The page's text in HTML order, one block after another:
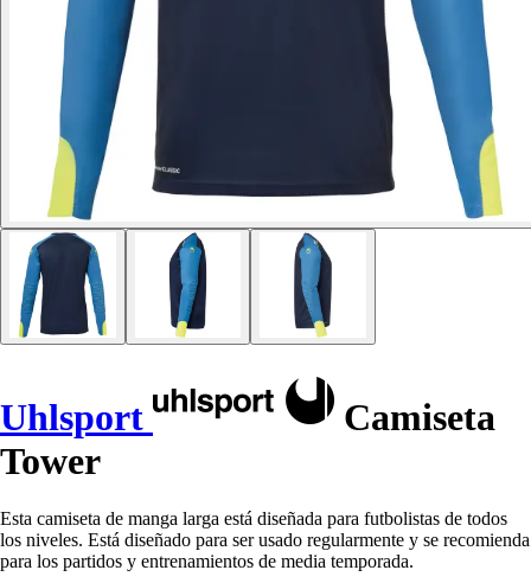
Uhlsport
Camiseta
Tower
Esta camiseta de manga larga está diseñada para futbolistas de todos
los niveles. Está diseñado para ser usado regularmente y se recomienda
para los partidos y entrenamientos de media temporada.